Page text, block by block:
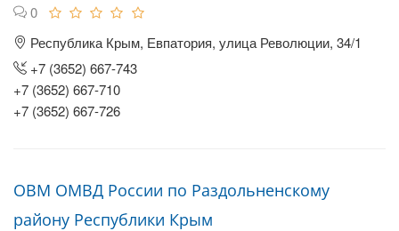
0
Республика Крым, Евпатория, улица Революции, 34/1
+7 (3652) 667-743
+7 (3652) 667-710
+7 (3652) 667-726
ОВМ ОМВД России по Раздольненскому
району Республики Крым